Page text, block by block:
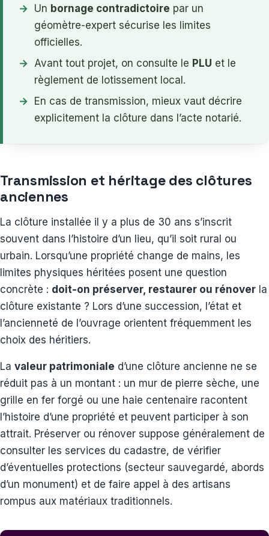
Un bornage contradictoire par un
géomètre-expert sécurise les limites
officielles.
Avant tout projet, on consulte le PLU et le
règlement de lotissement local.
En cas de transmission, mieux vaut décrire
explicitement la clôture dans l’acte notarié.
Transmission et héritage des clôtures
anciennes
La clôture installée il y a plus de 30 ans s’inscrit
souvent dans l’histoire d’un lieu, qu’il soit rural ou
urbain. Lorsqu’une propriété change de mains, les
limites physiques héritées posent une question
concrète : doit-on préserver, restaurer ou rénover la
clôture existante ? Lors d’une succession, l’état et
l’ancienneté de l’ouvrage orientent fréquemment les
choix des héritiers.
La valeur patrimoniale d’une clôture ancienne ne se
réduit pas à un montant : un mur de pierre sèche, une
grille en fer forgé ou une haie centenaire racontent
l’histoire d’une propriété et peuvent participer à son
attrait. Préserver ou rénover suppose généralement de
consulter les services du cadastre, de vérifier
d’éventuelles protections (secteur sauvegardé, abords
d’un monument) et de faire appel à des artisans
rompus aux matériaux traditionnels.